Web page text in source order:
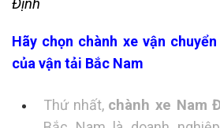
Định
Hãy chọn chành xe vận
của vận tải Bắc Nam
Thứ nhất, chành xe Nam